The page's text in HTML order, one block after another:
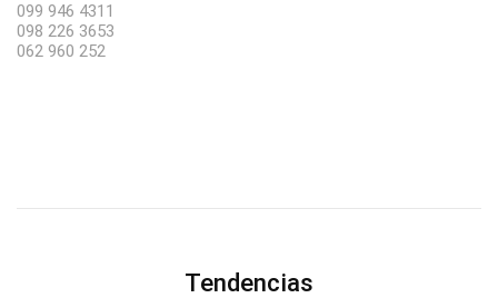
099 946 4311
098 226 3653
062 960 252
Tendencias